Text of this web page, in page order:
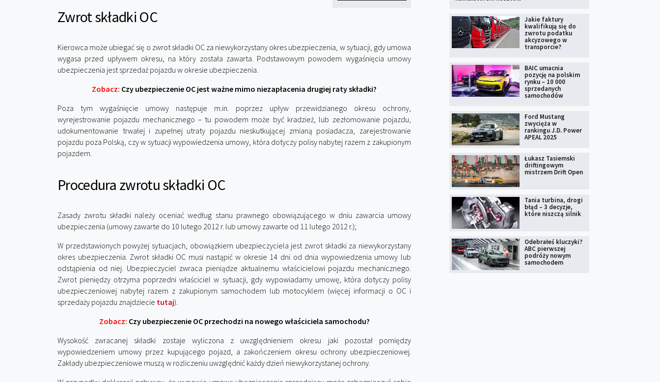
Zwrot składki OC
Kierowca może ubiegać się o zwrot składki OC za niewykorzystany okres ubezpieczenia, w sytuacji, gdy umowa
wygasa przed upływem okresu, na który została zawarta. Podstawowym powodem wygaśnięcia umowy
ubezpieczenia jest sprzedaż pojazdu w okresie ubezpieczenia.
Zobacz: Czy ubezpieczenie OC jest ważne mimo niezapłacenia drugiej raty składki?
Poza tym wygaśnięcie umowy następuje m.in. poprzez upływ przewidzianego okresu ochrony,
wyrejestrowanie pojazdu mechanicznego – tu powodem może być kradzież, lub zezłomowanie pojazdu,
udokumentowanie trwałej i zupełnej utraty pojazdu nieskutkującej zmianą posiadacza, zarejestrowanie
pojazdu poza Polską, czy w sytuacji wypowiedzenia umowy, która dotyczy polisy nabytej razem z zakupionym
pojazdem.
Procedura zwrotu składki OC
Zasady zwrotu składki należy oceniać według stanu prawnego obowiązującego w dniu zawarcia umowy
ubezpieczenia (umowy zawarte do 10 lutego 2012 r. lub umowy zawarte od 11 lutego 2012 r.);
W przedstawionych powyżej sytuacjach, obowiązkiem ubezpieczyciela jest zwrot składki za niewykorzystany
okres ubezpieczenia. Zwrot składki OC musi nastąpić w okresie 14 dni od dnia wypowiedzenia umowy lub
odstąpienia od niej. Ubezpieczyciel zwraca pieniądze aktualnemu właścicielowi pojazdu mechanicznego.
Zwrot pieniędzy otrzyma poprzedni właściciel w sytuacji, gdy wypowiadamy umowę, która dotyczy polisy
ubezpieczeniowej nabytej razem z zakupionym samochodem lub motocyklem (więcej informacji o OC i
sprzedaży pojazdu znajdziecie tutaj).
Zobacz: Czy ubezpieczenie OC przechodzi na nowego właściciela samochodu?
Wysokość zwracanej składki zostaje wyliczona z uwzględnieniem okresu jaki pozostał pomiędzy
wypowiedzeniem umowy przez kupującego pojazd, a zakończeniem okresu ochrony ubezpieczeniowej.
Zakłady ubezpieczeniowe muszą w rozliczeniu uwzględnić każdy dzień niewykorzystanej ochrony.
Jakie faktury
kwalifikują się do
zwrotu podatku
akcyzowego w
transporcie?
BAIC umacnia
pozycję na polskim
rynku – 10 000
sprzedanych
samochodów
Ford Mustang
zwycięża w
rankingu J.D. Power
APEAL 2025
Łukasz Tasiemski
driftingowym
mistrzem Drift Open
Tania turbina, drogi
błąd – 3 decyzje,
które niszczą silnik
Odebrałeś kluczyki?
ABC pierwszej
podróży nowym
samochodem